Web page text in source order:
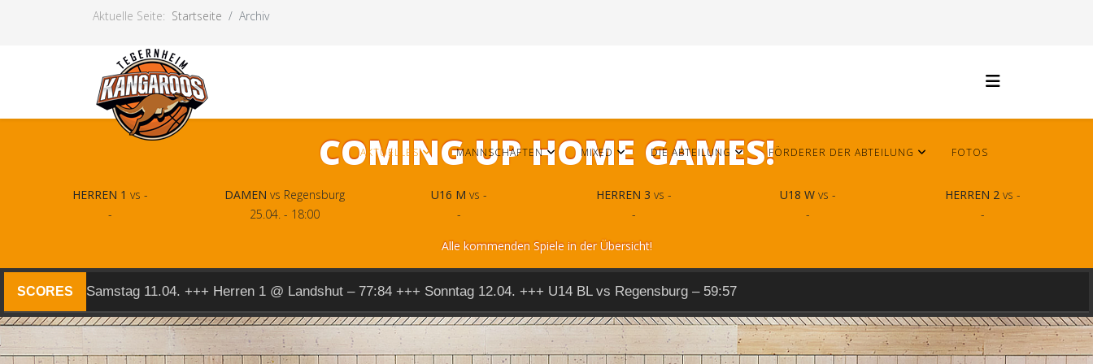
Aktuelle Seite: Startseite Archiv
AKTUELLES MANNSCHAFTEN MIXED DIE ABTEILUNG FÖRDERER DER ABTEILUNG FOTOS
COMING UP HOME GAMES!
HERREN 1 vs -
-
DAMEN vs Regensburg
25.04. - 18:00
U16 M vs -
-
HERREN 3 vs -
-
U18 W vs -
-
HERREN 2 vs -
-
Alle kommenden Spiele in der Übersicht!
SCORES Samstag 11.04. +++ Herren 1 @ Landshut – 77:84 +++ Sonntag 12.04. +++ U14 BL vs Regensburg – 59:57